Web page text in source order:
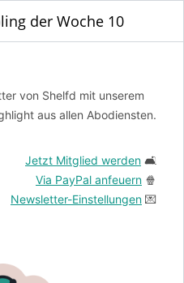
der Woche 10